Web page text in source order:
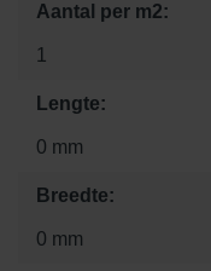
Aantal per m2:
1
Lengte:
0 mm
Breedte:
0 mm